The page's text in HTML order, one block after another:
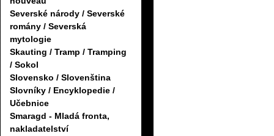
Severské národy / Severské
romány / Severská
mytologie
Skauting / Tramp / Tramping
/ Sokol
Slovensko / Slovenština
Slovníky / Encyklopedie /
Učebnice
Smaragd - Mladá fronta,
nakladatelství